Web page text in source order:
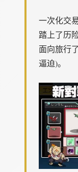
一次化交
踏上了历
面向旅行
逼迫)。